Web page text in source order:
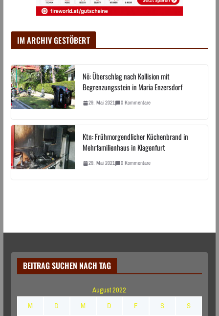
IM ARCHIV GESTÖBERT
Nö: Überschlag nach Kollision mit
Begrenzungsstein in Maria Enzersdorf
29. Mai 2021 0 Kommentare
Ktn: Frühmorgendlicher Küchenbrand in
Mehrfamilienhaus in Klagenfurt
29. Mai 2021 0 Kommentare
BEITRAG SUCHEN NACH TAG
August 2022
M
D M D F S
S